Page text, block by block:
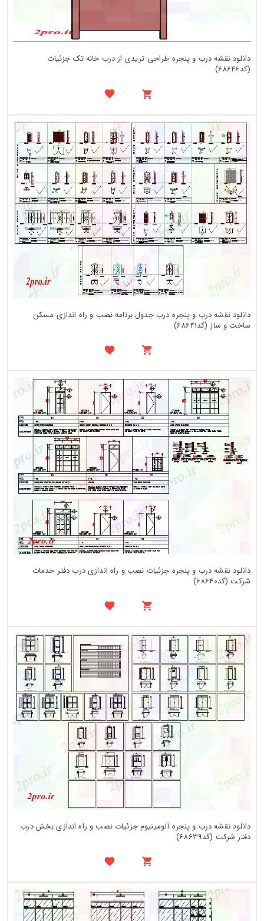
دانلود نقشه درب و پنجره طراحی تریدی از درب خانه تک جزئیات
(کد68646)
دانلود نقشه درب و پنجره درب جدول برنامه نصب و راه اندازی مسکن
ساخت و ساز (کد68641)
دانلود نقشه درب و پنجره جزئیات نصب و راه اندازی درب دفتر خدمات
شرکت (کد68640)
دانلود نقشه درب و پنجره آلومینیوم جزئیات نصب و راه اندازی بخش درب
دفتر شرکت (کد68639)